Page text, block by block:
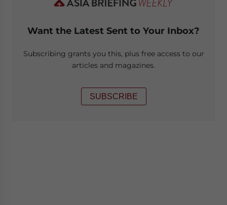
Want the Latest Sent to Your Inbox?
Subscribing grants you this, plus free access to our
articles and magazines.
SUBSCRIBE